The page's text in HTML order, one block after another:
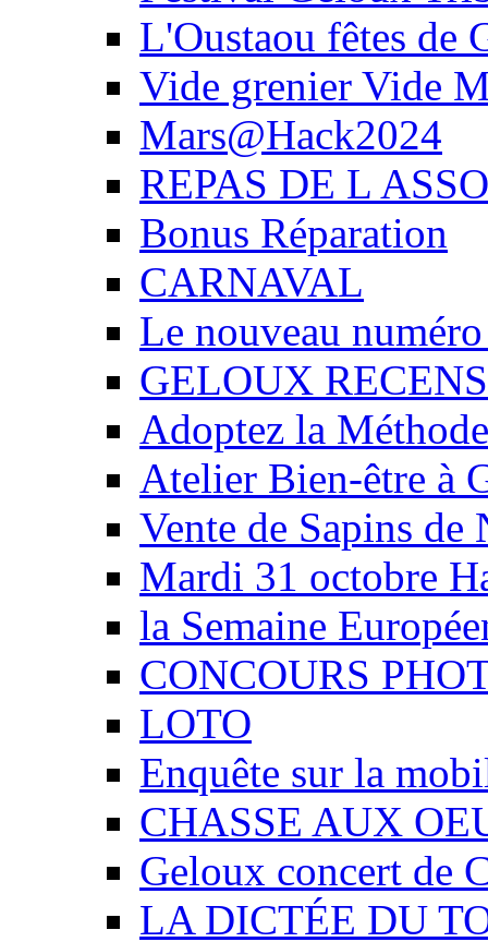
L'Oustaou fêtes de
Vide grenier Vide
Mars@Hack2024
REPAS DE L
Bonus Réparation
CARNAVAL
Le nouveau
GELOUX
Adoptez la
Atelier Bien-être à
Vente de Sapins de
Mardi 31 octobre
la Semaine
CONCOURS
LOTO
Enquête sur la
CHASSE AUX
Geloux concert de
LA DICTÉE DU